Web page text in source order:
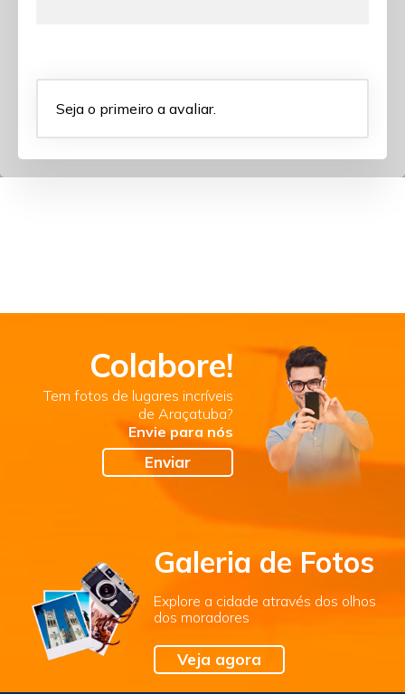
Seja o primeiro a avaliar.
Colabore!
Tem fotos de lugares incríveis
de Araçatuba?
Envie para nós
Enviar
Galeria de Fotos
Explore a cidade através dos olhos
dos moradores
Veja agora